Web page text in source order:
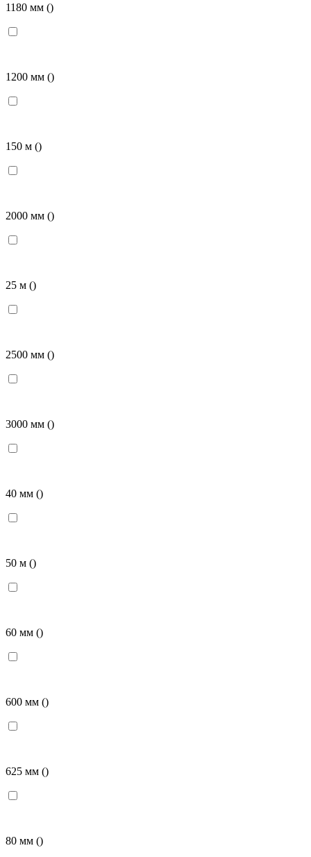
1180 мм ()
1200 мм ()
150 м ()
2000 мм ()
25 м ()
2500 мм ()
3000 мм ()
40 мм ()
50 м ()
60 мм ()
600 мм ()
625 мм ()
80 мм ()